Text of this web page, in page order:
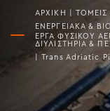
ΑΡΧΙΚΗ ΤΟΜΕΙΣ
ΕΝΕΡΓΕΙΑΚΑ &
ΕΡΓΑ ΦΥΣΙΚΟΎ
ΔΙΥΛΙΣΤΉΡΙΑ &
Trans Adriatic